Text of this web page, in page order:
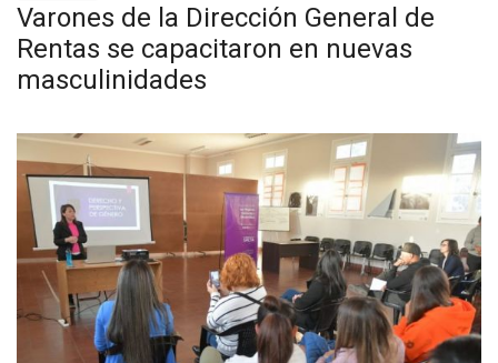
Varones de la Dirección General de
Rentas se capacitaron en nuevas
masculinidades